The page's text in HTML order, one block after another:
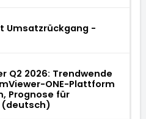
Umsatzrückgang -
Q2 2026: Trendwende
ONE-Plattform
Prognose für